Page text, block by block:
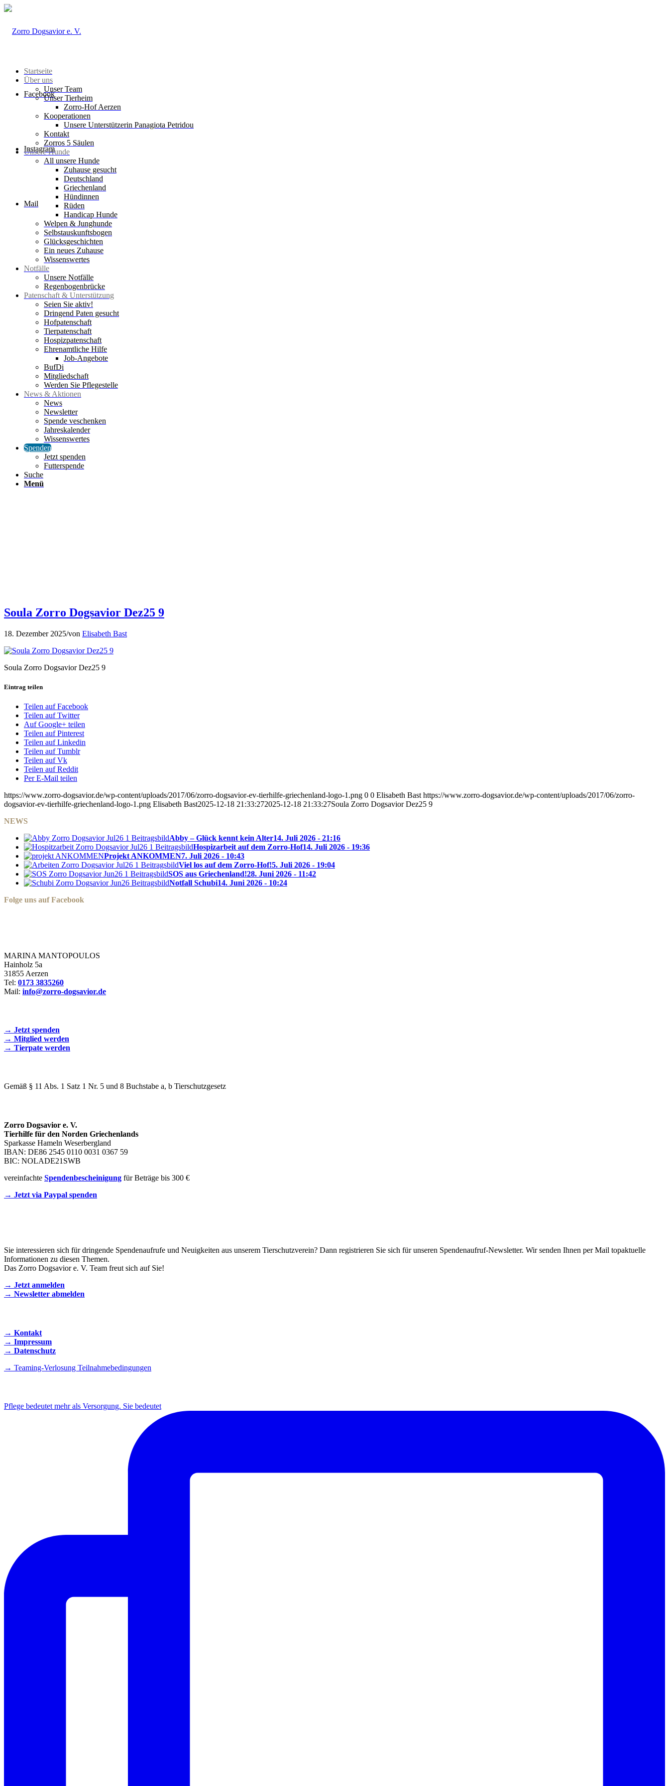
Facebook
Instagram
Mail
Startseite
Über uns
Unser Team
Unser Tierheim
Zorro-Hof Aerzen
Kooperationen
Unsere Unterstützerin Panagiota Petridou
Kontakt
Zorros 5 Säulen
Unsere Hunde
All unsere Hunde
Zuhause gesucht
Deutschland
Griechenland
Hündinnen
Rüden
Handicap Hunde
Welpen & Junghunde
Selbstauskunftsbogen
Glücksgeschichten
Ein neues Zuhause
Wissenswertes
Notfälle
Unsere Notfälle
Regenbogenbrücke
Patenschaft & Unterstützung
Seien Sie aktiv!
Dringend Paten gesucht
Hofpatenschaft
Tierpatenschaft
Hospizpatenschaft
Ehrenamtliche Hilfe
Job-Angebote
BufDi
Mitgliedschaft
Werden Sie Pflegestelle
News & Aktionen
News
Newsletter
Spende veschenken
Jahreskalender
Wissenswertes
Spenden
Jetzt spenden
Futterspende
Suche
Menü
Soula Zorro Dogsavior Dez25 9
18. Dezember 2025/von Elisabeth Bast
Soula Zorro Dogsavior Dez25 9
Eintrag teilen
Teilen auf Facebook
Teilen auf Twitter
Auf Google+ teilen
Teilen auf Pinterest
Teilen auf Linkedin
Teilen auf Tumblr
Teilen auf Vk
Teilen auf Reddit
Per E-Mail teilen
https://www.zorro-dogsavior.de/wp-content/uploads/2017/06/zorro-dogsavior-ev-tierhilfe-griechenland-logo-1.png 0 0 Elisabeth Bast https://www.zorro-dogsavior.de/wp-content/uploads/2017/06/zorro-
dogsavior-ev-tierhilfe-griechenland-logo-1.png Elisabeth Bast2025-12-18 21:33:272025-12-18 21:33:27Soula Zorro Dogsavior Dez25 9
NEWS
Abby – Glück kennt kein Alter14. Juli 2026 - 21:16
Hospizarbeit auf dem Zorro-Hof14. Juli 2026 - 19:36
Projekt ANKOMMEN7. Juli 2026 - 10:43
Viel los auf dem Zorro-Hof!5. Juli 2026 - 19:04
SOS aus Griechenland!28. Juni 2026 - 11:42
Notfall Schubi14. Juni 2026 - 10:24
Folge uns auf Facebook
MARINA MANTOPOULOS
Hainholz 5a
31855 Aerzen
Tel: 0173 3835260
Mail: info@zorro-dogsavior.de
→ Jetzt spenden
→ Mitglied werden
→ Tierpate werden
Gemäß § 11 Abs. 1 Satz 1 Nr. 5 und 8 Buchstabe a, b Tierschutzgesetz
Zorro Dogsavior e. V.
Tierhilfe für den Norden Griechenlands
Sparkasse Hameln Weserbergland
IBAN: DE86 2545 0110 0031 0367 59
BIC: NOLADE21SWB
vereinfachte Spendenbescheinigung für Beträge bis 300 €
→ Jetzt via Paypal spenden
Sie interessieren sich für dringende Spendenaufrufe und Neuigkeiten aus unserem Tierschutzverein? Dann registrieren Sie sich für unseren Spendenaufruf-Newsletter. Wir senden Ihnen per Mail topaktuelle
Informationen zu diesen Themen.
Das Zorro Dogsavior e. V. Team freut sich auf Sie!
→ Jetzt anmelden
→ Newsletter abmelden
→ Kontakt
→ Impressum
→ Datenschutz
→ Teaming-Verlosung Teilnahmebedingungen
Pflege bedeutet mehr als Versorgung. Sie bedeutet